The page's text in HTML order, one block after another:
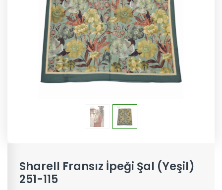
Sharell Fransız İpeği Şal (Yeşil)
251-115